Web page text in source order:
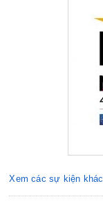
Xem các sự kiện khác